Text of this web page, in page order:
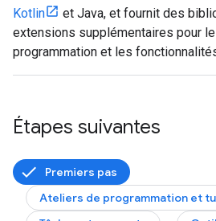
Kotlin
et Java, et fournit des
extensions supplémentaires pour
programmation et les
Étapes suivantes
Premiers pas
Ateliers de programmation et